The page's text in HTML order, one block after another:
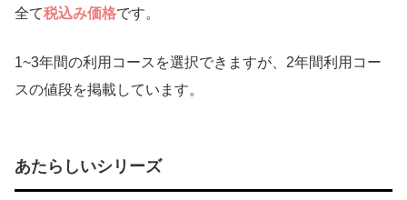
全て税込み価格です。
1~3年間の利用コースを選択できますが、2年間利用コー
スの値段を掲載しています。
あたらしいシリーズ